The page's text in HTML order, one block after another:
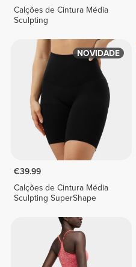
Calções de Cintura Média
Sculpting
NOVIDADE
€39.99
Calções de Cintura Média
Sculpting SuperShape